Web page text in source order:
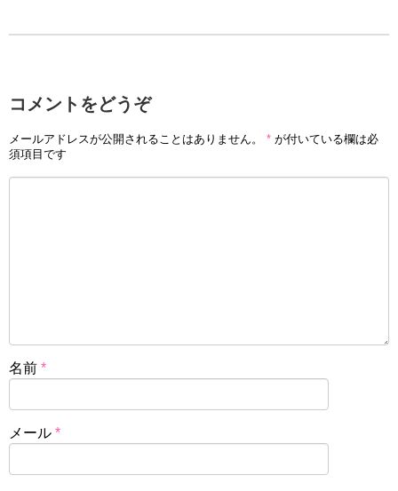
コメントをどうぞ
メールアドレスが公開されることはありません。 * が付いている欄は必
須項目です
名前 *
メール *